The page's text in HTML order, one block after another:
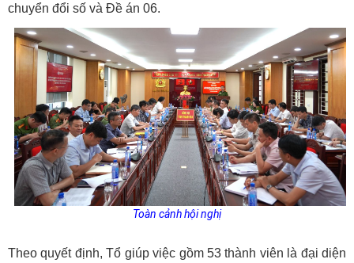
chuyển đổi số và Đề án 06.
Toàn cảnh hội nghị
Theo quyết định, Tổ giúp việc gồm 53 thành viên là đại diện